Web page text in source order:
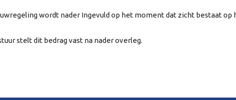
wordt nader Ingevuld op het moment dat zicht bestaat
stelt dit bedrag vast na nader overleg.